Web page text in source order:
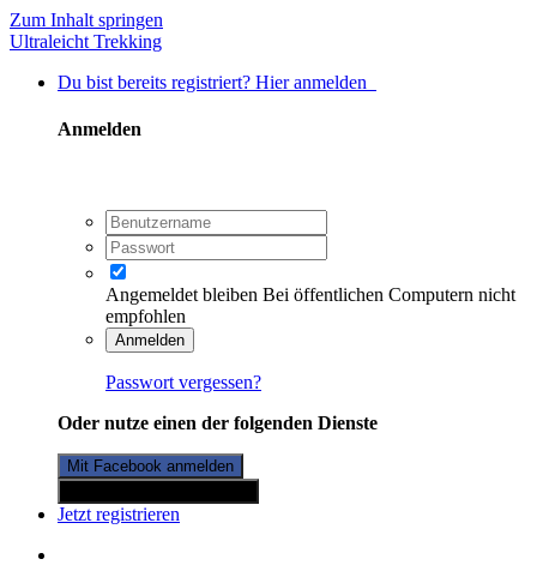
Zum Inhalt springen
Ultraleicht Trekking
Du bist bereits registriert? Hier anmelden
Anmelden
Angemeldet bleiben Bei öffentlichen Computern nicht
empfohlen
Anmelden
Passwort vergessen?
Oder nutze einen der folgenden Dienste
Mit Facebook anmelden
Jetzt registrieren